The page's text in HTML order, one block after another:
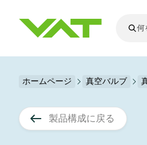
最新ニュース
VATについて
真空バルブ
ホームページ 真空バルブ
製品構成に戻る